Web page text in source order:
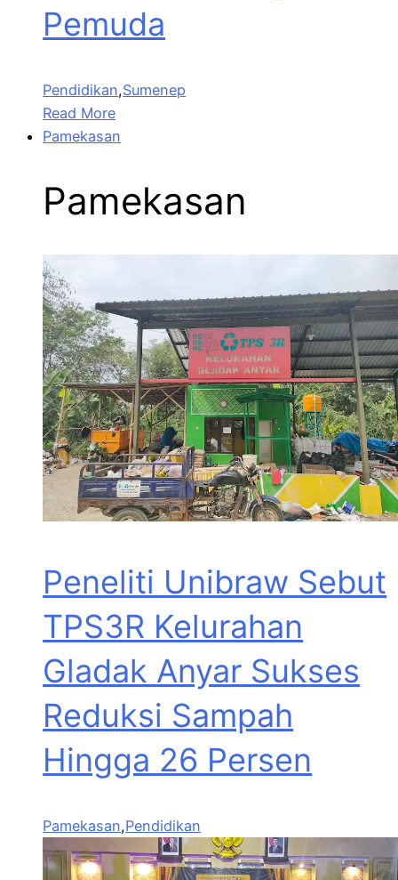
Pemuda
Pendidikan,Sumenep
Read More
Pamekasan
Pamekasan
Peneliti Unibraw Sebut
TPS3R Kelurahan
Gladak Anyar Sukses
Reduksi Sampah
Hingga 26 Persen
Pamekasan,Pendidikan